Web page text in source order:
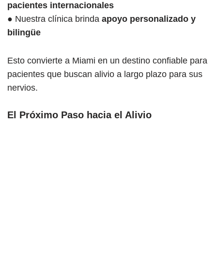
pacientes internacionales
● Nuestra clínica brinda apoyo personalizado y
bilingüe
Esto convierte a Miami en un destino confiable para
pacientes que buscan alivio a largo plazo para sus
nervios.
El Próximo Paso hacia el Alivio